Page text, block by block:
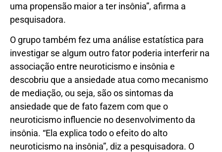
uma propensão maior a ter insônia”, afirma a
pesquisadora.
O grupo também fez uma análise estatística para
investigar se algum outro fator poderia interferir na
associação entre neuroticismo e insônia e
descobriu que a ansiedade atua como mecanismo
de mediação, ou seja, são os sintomas da
ansiedade que de fato fazem com que o
neuroticismo influencie no desenvolvimento da
insônia. “Ela explica todo o efeito do alto
neuroticismo na insônia”, diz a pesquisadora. O